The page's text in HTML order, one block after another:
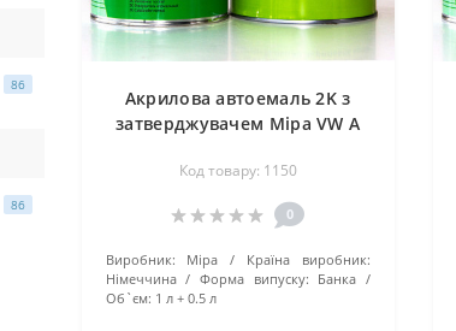
86
86
Акрилова автоемаль 2K з
затверджувачем Mipa VW A
Код товару: 1150
0
Виробник: Mipa
Країна виробник:
Німеччина
Форма випуску: Банка
Об`єм: 1 л + 0.5 л